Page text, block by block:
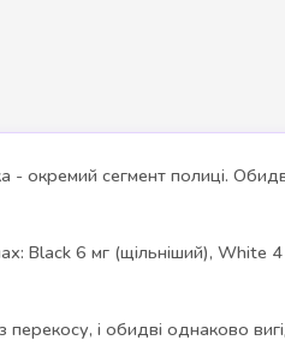
- окремий сегмент полиці.
Black 6 мг (щільніший), White
і обидві однаково